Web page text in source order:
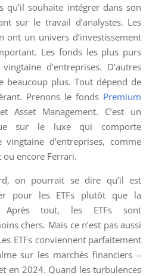
qu’il souhaite intégrer dans son
sur le travail d’analystes. Les
ont un univers d’investissement
Les fonds les plus purs
d’entreprises. D’autres
beaucoup plus. Tout dépend de
Prenons le fonds Premium
Asset Management. C’est un
sur le luxe qui comporte
vingtaine d’entreprises, comme
ou encore Ferrari.
on pourrait se dire qu’il est
pour les ETFs plutôt que la
Après tout, les ETFs sont
chers. Mais ce n’est pas aussi
ETFs conviennent parfaitement
sur les marchés financiers –
en 2024. Quand les turbulences